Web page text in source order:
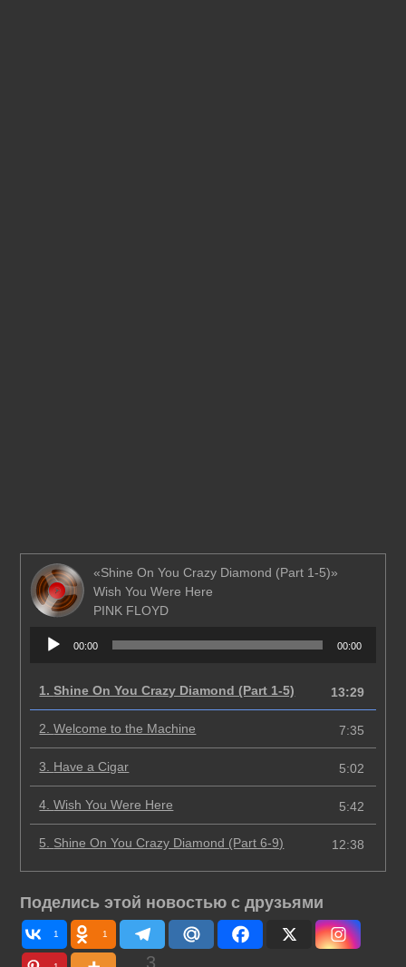
«Shine On You Crazy Diamond (Part 1-5)»
Wish You Were Here
PINK FLOYD
Аудиоплеер
00:00 00:00
1.Shine On You Crazy Diamond (Part 1-5) 13:29
2.Welcome to the Machine 7:35
3. Have a Cigar 5:02
4.Wish You Were Here 5:42
5. Shine On You Crazy Diamond (Part 6-9) 12:38
Поделись этой новостью с друзьями
1 1
3